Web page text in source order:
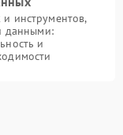
инструментов,
данными:
и